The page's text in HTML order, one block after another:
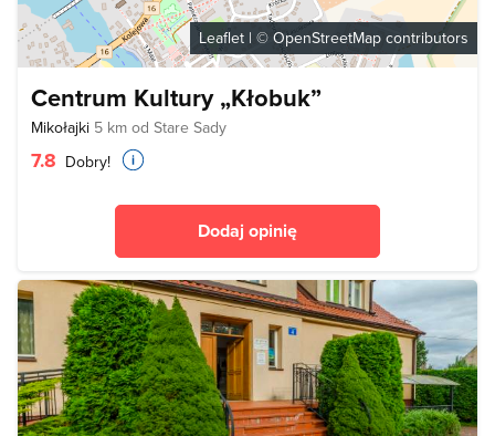
Leaflet | © OpenStreetMap contributors
Centrum Kultury „Kłobuk”
Mikołajki 5 km od Stare Sady
7.8 Dobry!
Dodaj opinię